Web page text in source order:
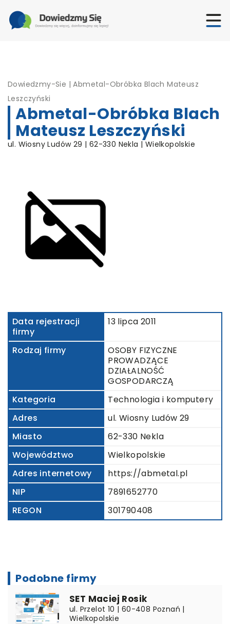
Dowiedzmy-Sie |Abmetal-Obróbka Blach Mateusz
Leszczyński
Abmetal-Obróbka Blach
Mateusz Leszczyński
ul. Wiosny Ludów 29 | 62-330 Nekla | Wielkopolskie
Data rejestracji
firmy
13 lipca 2011
Rodzaj firmy
OSOBY FIZYCZNE
PROWADZĄCE
DZIAŁALNOŚĆ
GOSPODARCZĄ
Kategoria
Technologia i komputery
Adres
ul. Wiosny Ludów 29
Miasto
62-330 Nekla
Województwo
Wielkopolskie
Adres internetowy
https://abmetal.pl
NIP
7891652770
REGON
301790408
Podobne firmy
SET Maciej Rosik
ul. Przelot 10 | 60-408 Poznań |
Wielkopolskie